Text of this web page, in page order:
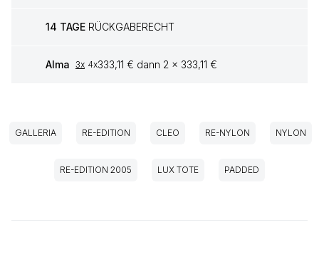
14 TAGE RÜCKGABERECHT
Alma 3x 4x333,11 € dann 2 x 333,11 €
GALLERIA RE-EDITION CLEO RE-NYLON NYLON
RE-EDITION 2005 LUX TOTE PADDED